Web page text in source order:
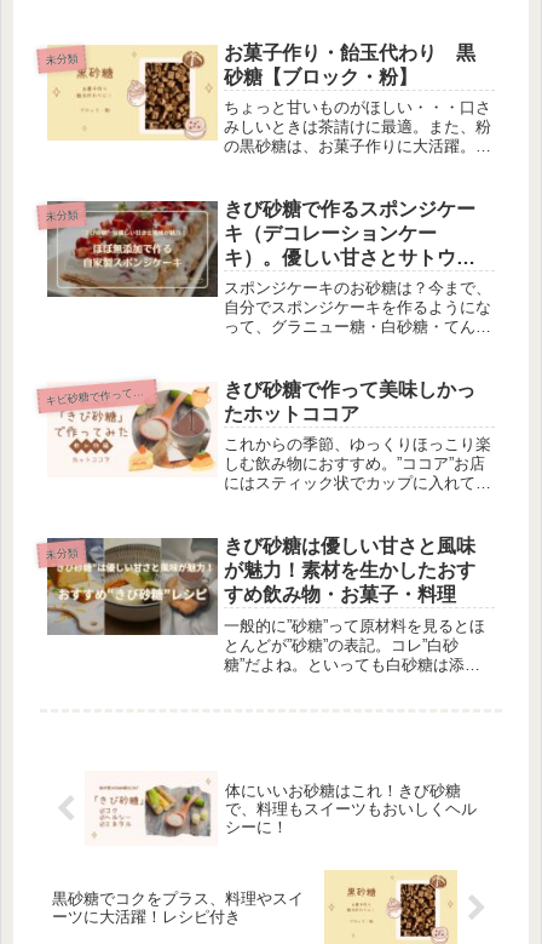
いを嗅いだだけで緑茶3杯はいけるっ
て感じだったんですよ。ところが何を
血...
未分類
お菓子作り・飴玉代わり 黒
砂糖【ブロック・粉】
ちょっと甘いものがほしい・・・口さ
みしいときは茶請けに最適。また、粉
の黒砂糖は、お菓子作りに大活躍。も
便利な飴などありますが、実は添加物
がいっぱい。黒砂糖はカルシウム、
鉄、...
未分類
きび砂糖で作るスポンジケー
キ（デコレーションケー
キ）。優しい甘さとサトウキ
ビの風味が絶妙！
スポンジケーキのお砂糖は？今まで、
自分でスポンジケーキを作るようにな
って、グラニュー糖・白砂糖・てんさ
いかな～。でもほとんど気にならな
い。それに生クリームやフルーツでデ
コレ...
キビ砂糖で作っておいしかった〇〇
きび砂糖で作って美味しかっ
たホットココア
これからの季節、ゆっくりほっこり楽
しむ飲み物におすすめ。”ココア”お店
にはスティック状でカップに入れてさ
私は純正ココア派。ココアにはポリフ
ェノールがたくさん入ってて、女性に
と...
未分類
きび砂糖は優しい甘さと風味
が魅力！素材を生かしたおす
すめ飲み物・お菓子・料理
一般的に”砂糖”って原材料を見るとほ
とんどが”砂糖”の表記。コレ”白砂
糖”だよね。といっても白砂糖は添加
体にいいお砂糖はこれ！きび砂糖
で、料理もスイーツもおいしくヘル
シーに！
黒砂糖でコクをプラス、料理やスイ
ーツに大活躍！レシピ付き